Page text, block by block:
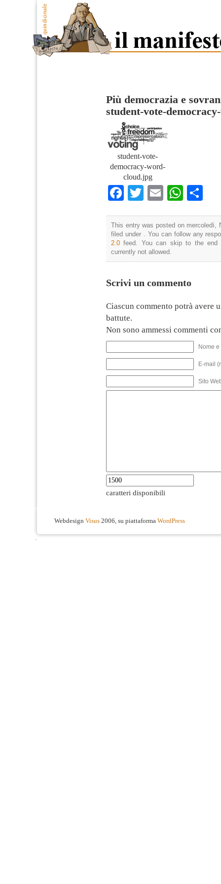
Più democrazia e
student-vote-
student-vote-
democracy-word-
cloud.jpg
Facebook
TwitterEmail
This entry was posted on mercoledì,
filed under . You can follow any
2.0 feed. You can skip to the end
currently not allowed.
Scrivi un commento
Ciascun commento potrà avere
battute.
Non sono ammessi commenti
Nome
E-mail
Sito
caratteri disponibili
Webdesign Visus 2006, su piattaforma WordPress